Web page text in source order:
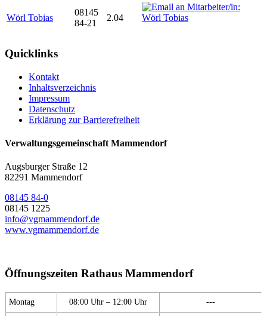
Wörl Tobias
08145
84-21
2.04
Quicklinks
Kontakt
Inhaltsverzeichnis
Impressum
Datenschutz
Erklärung zur Barrierefreiheit
Verwaltungsgemeinschaft Mammendorf
Augsburger Straße 12
82291 Mammendorf
08145 84-0
08145 1225
info@vgmammendorf.de
www.vgmammendorf.de
Öffnungszeiten Rathaus Mammendorf
Montag 08:00 Uhr – 12:00 Uhr ---